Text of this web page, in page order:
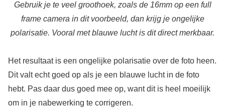
Gebruik je te veel groothoek, zoals de 16mm op een full
frame camera in dit voorbeeld, dan krijg je ongelijke
polarisatie. Vooral met blauwe lucht is dit direct merkbaar.
Het resultaat is een ongelijke polarisatie over de foto heen.
Dit valt echt goed op als je een blauwe lucht in de foto
hebt. Pas daar dus goed mee op, want dit is heel moeilijk
om in je nabewerking te corrigeren.